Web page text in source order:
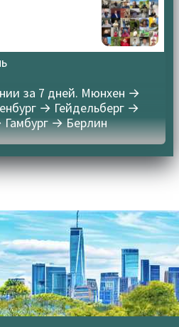
за 7 дней. Мюнхен →
→ Гейдельберг →
→ Берлин